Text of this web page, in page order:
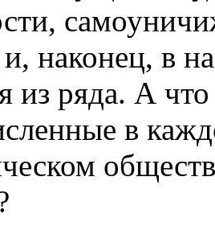
наконец, в
из ряда. А
в